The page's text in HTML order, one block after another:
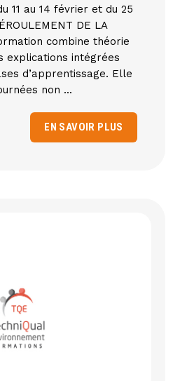
11 au 14 février et du 25
DE LA
combine théorie
explications intégrées
d’apprentissage. Elle
non ...
EN SAVOIR PLUS